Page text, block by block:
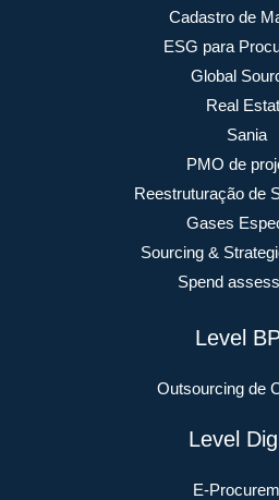
Cadastro de
ESG para
Global
Real
Sania
PMO de
Reestruturação de
Gases
Sourcing &
Spend
Level
Outsourcing de
Level
E-